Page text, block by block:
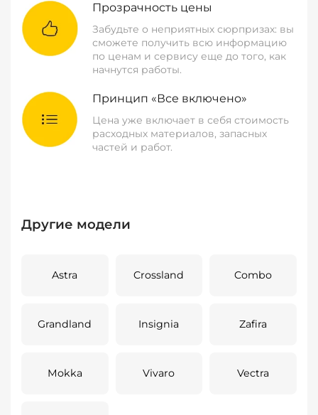
Прозрачность цены
Забудьте о неприятных сюрпризах: вы
сможете получить всю информацию
по ценам и сервису еще до того, как
начнутся работы.
Принцип «Все включено»
Цена уже включает в себя стоимость
расходных материалов, запасных
частей и работ.
Другие модели
Astra Crossland Combo
Grandland Insignia Zafira
Mokka Vivaro Vectra